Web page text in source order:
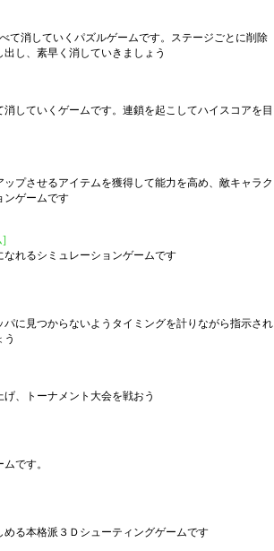
て消していくパズルゲームです。ステージごとに削除
し、素早く消していきましょう
していくゲームです。連鎖を起こしてハイスコアを目
プさせるアイテムを獲得して能力を高め、敵キャラク
ンゲームです
]
れるシミュレーションゲームです
に見つからないようタイミングを計りながら指示され
う
、トーナメント大会を戦おう
です。
る本格派３Ｄシューティングゲームです